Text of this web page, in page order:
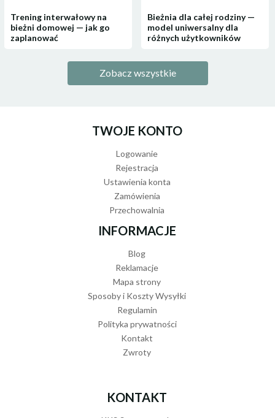
Trening interwałowy na
bieżni domowej — jak go
zaplanować
Bieżnia dla całej rodziny —
model uniwersalny dla
różnych użytkowników
Zobacz wszystkie
TWOJE KONTO
Logowanie
Rejestracja
Ustawienia konta
Zamówienia
Przechowalnia
INFORMACJE
Blog
Reklamacje
Mapa strony
Sposoby i Koszty Wysyłki
Regulamin
Polityka prywatności
Kontakt
Zwroty
KONTAKT